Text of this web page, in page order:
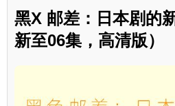
黑X 邮差：日本剧的
新至06集，高清版）